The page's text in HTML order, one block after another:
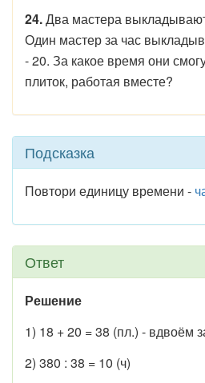
24.Два мастера
Один мастер за час
- 20. За какое время они
плиток, работая вместе?
Подсказка
Повтори единицу времени -
Ответ
Решение
1) 18 + 20 = 38 (пл.) - вдвоём
2) 380 : 38 = 10 (ч)